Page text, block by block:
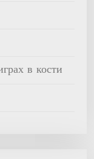
в кости